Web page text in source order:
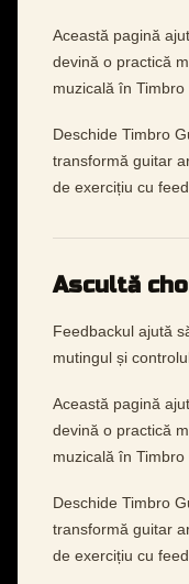
Această pagină
devină o practică
muzicală în Timbro
Deschide Timbro
transformă guitar
de exercițiu cu
Ascultă
Feedbackul ajută
mutingul și
Această pagină
devină o practică
muzicală în Timbro
Deschide Timbro
transformă guitar
de exercițiu cu